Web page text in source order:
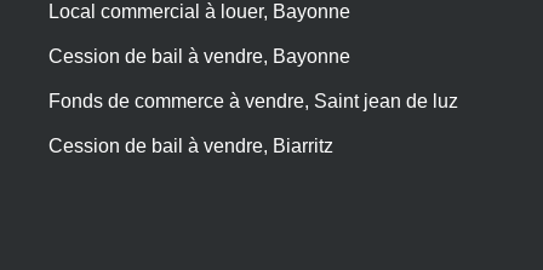
Local commercial à louer, Bayonne
Cession de bail à vendre, Bayonne
Fonds de commerce à vendre, Saint jean de luz
Cession de bail à vendre, Biarritz